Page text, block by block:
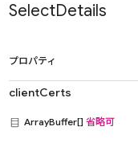
SelectDetails
プロパティ
clientCerts
ArrayBuffer[] 省略可